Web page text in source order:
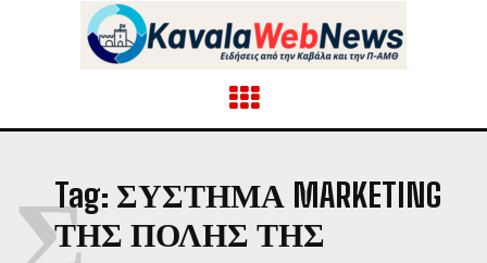
Tag: ΣΎΣΤΗΜΑ MARKETING
ΤΗΣ ΠΌΛΗΣ ΤΗΣ
Σ